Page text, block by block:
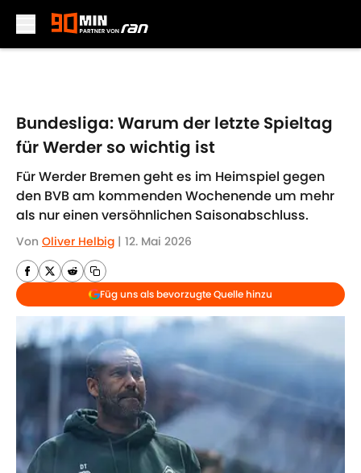
Bundesliga: Warum der letzte Spieltag
für Werder so wichtig ist
Für Werder Bremen geht es im Heimspiel gegen
den BVB am kommenden Wochenende um mehr
als nur einen versöhnlichen Saisonabschluss.
Von Oliver Helbig | 12. Mai 2026
Füg uns als bevorzugte Quelle hinzu